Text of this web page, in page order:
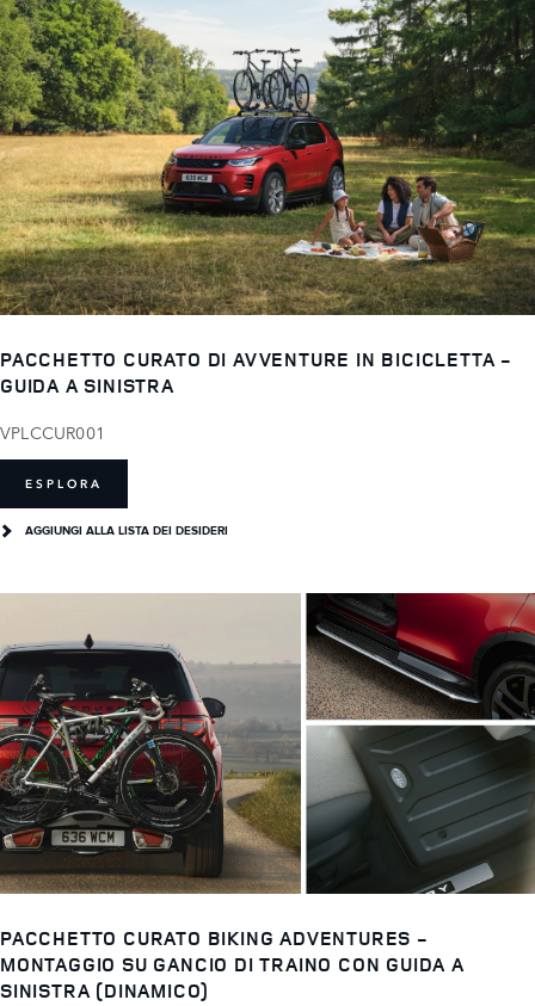
PACCHETTO CURATO DI AVVENTURE IN BICICLETTA -
GUIDA A SINISTRA
VPLCCUR001
ESPLORA
AGGIUNGI ALLA LISTA DEI DESIDERI
PACCHETTO CURATO BIKING ADVENTURES -
MONTAGGIO SU GANCIO DI TRAINO CON GUIDA A
SINISTRA (DINAMICO)